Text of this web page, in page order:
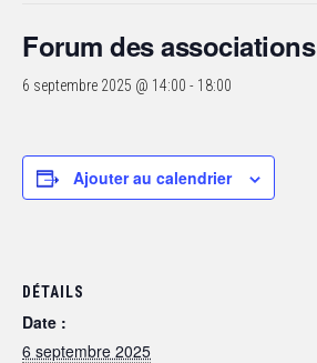
Forum des associations
6 septembre 2025 @ 14:00 - 18:00
Ajouter au calendrier
DÉTAILS
Date :
6 septembre 2025